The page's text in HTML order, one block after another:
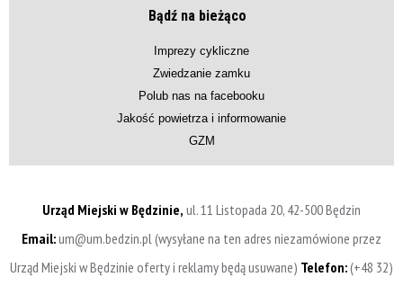
Bądź na bieżąco
Imprezy cykliczne
Zwiedzanie zamku
Polub nas na facebooku
Jakość powietrza i informowanie
GZM
Urząd Miejski w Będzinie, ul. 11 Listopada 20, 42-500 Będzin
Email:um@um.bedzin.pl (wysyłane na ten adres niezamówione przez
Urząd Miejski w Będzinie oferty i reklamy będą usuwane) Telefon:(+48 32)